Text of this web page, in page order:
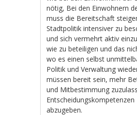
nötig, Bei den Einwohnern
muss die Bereitschaft
Stadtpolitik intensiver zu
und sich vermehrt aktiv
wie zu beteiligen und das
wo es einen selbst
Politik und Verwaltung
müssen bereit sein, mehr
und Mitbestimmung
Entscheidungskompetenzen
abzugeben.